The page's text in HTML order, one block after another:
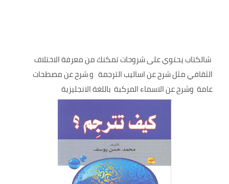
شالكتاب يحتوي على شروحات تمكنك من معرفة الاختلاف
الثقافي مثل شرح عن اساليب الترجمة و شرح عن مصطحات
عامة وشرح عن الاسماء المركبة باللغة الانجليزية